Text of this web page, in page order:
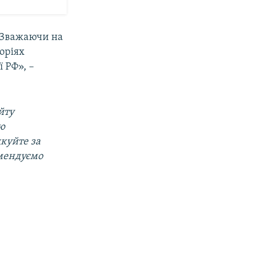
Зважаючи на
РФ», –
за